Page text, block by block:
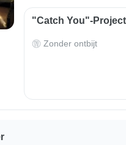
"Catch You"-
Zonder ontbijt